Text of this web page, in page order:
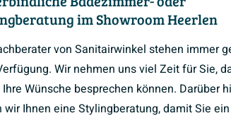
im Showroom Heerlen
von Sanitairwinkel stehen immer
Wir nehmen uns viel Zeit für Sie,
Wünsche besprechen können. Darüber
wir Ihnen eine Stylingberatung, damit Sie